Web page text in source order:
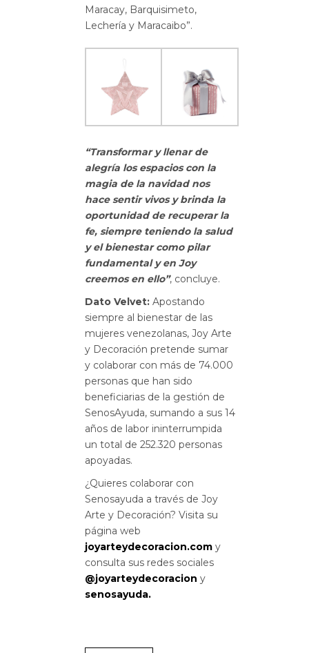
Maracay, Barquisimeto,
Lechería y Maracaibo”.
“Transformar y llenar de
alegría los espacios con la
magia de la navidad nos
hace sentir vivos y brinda la
oportunidad de recuperar la
fe, siempre teniendo la salud
y el bienestar como pilar
fundamental y en Joy
creemos en ello”, concluye.
Dato Velvet: Apostando
siempre al bienestar de las
mujeres venezolanas, Joy Arte
y Decoración pretende sumar
y colaborar con más de 74.000
personas que han sido
beneficiarias de la gestión de
SenosAyuda, sumando a sus 14
años de labor ininterrumpida
un total de 252.320 personas
apoyadas.
¿Quieres colaborar con
Senosayuda a través de Joy
Arte y Decoración? Visita su
página web
joyarteydecoracion.com y
consulta sus redes sociales
@joyarteydecoracion y
senosayuda.